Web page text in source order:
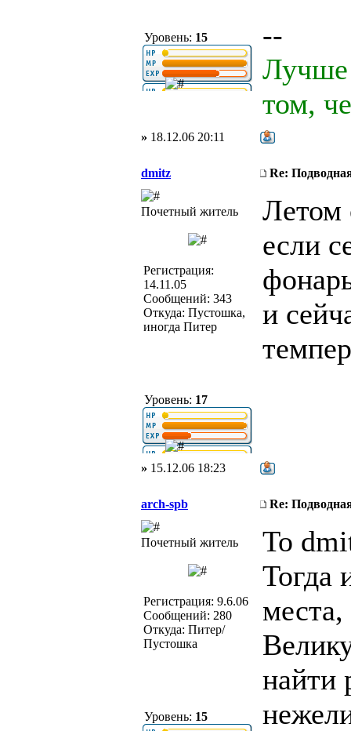
Уровень: 15
--
Лучше
том,
» 18.12.06 20:11
dmitz Re:
Почетный житель
Регистрация:
14.11.05
Сообщений: 343
Откуда: Пустошка,
иногда Питер
Уровень: 17
Летом
если
и
» 15.12.06 18:23
arch-spb Re:
Почетный житель
Регистрация: 9.6.06
Сообщений: 280
Откуда: Питер/
Пустошка
Уровень: 15
To
Тогда
найти